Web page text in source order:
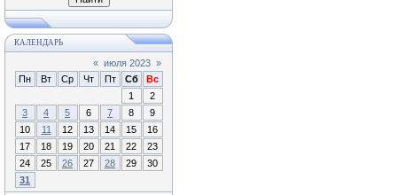
КАЛЕНДАРЬ
« июля 2023 »
Пн
Вт Ср Чт Пт Сб
Вс
1
2
3
4 5 6 7 8
9
10
11 12 13 14 15
16
17
18 19 20 21 22
23
24
25 26 27 28 29
30
31